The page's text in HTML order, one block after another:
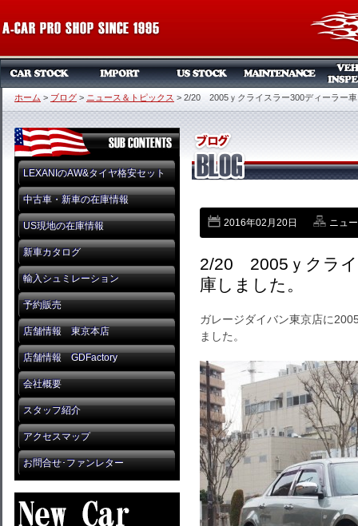
ホーム > ブログ > ニュース＆トピックス > 2/20 2005ｙクライスラー300ディーラー
LEXANIのAW&タイヤ格安セット
中古車・新車の在庫情報
US現地の在庫情報
新車カタログ
輸入シュミレーション
予約販売
店舗情報 東京本店
店舗情報 GDFactory
会社概要
スタッフ紹介
アクセスマップ
お問合せ･ファンレター
2016年02月20日 ニュ
2/20 2005ｙクライ
庫しました。
ガレージダイバン東京店に
ました。